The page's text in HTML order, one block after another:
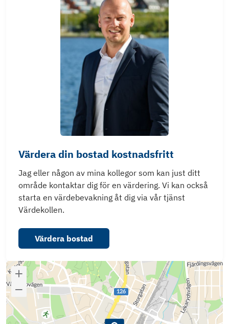
Värdera din bostad kostnadsfritt
Jag eller någon av mina kollegor som kan just ditt
område kontaktar dig för en värdering. Vi kan också
starta en värdebevakning åt dig via vår tjänst
Värdekollen.
Värdera bostad